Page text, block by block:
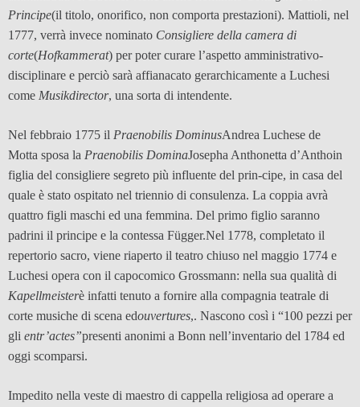
Principe(il titolo, onorifico, non comporta prestazioni). Mattioli, nel
1777, verrà invece nominato Consigliere della camera di
corte(Hofkammerat) per poter curare l’aspetto amministrativo-
disciplinare e perciò sarà affianacato gerarchicamente a Luchesi
come Musikdirector, una sorta di intendente.
Nel febbraio 1775 il Praenobilis DominusAndrea Luchese de
Motta sposa la Praenobilis DominaJosepha Anthonetta d’Anthoin
figlia del consigliere segreto più influente del prin-cipe, in casa del
quale è stato ospitato nel triennio di consulenza. La coppia avrà
quattro figli maschi ed una femmina. Del primo figlio saranno
padrini il principe e la contessa Függer.Nel 1778, completato il
repertorio sacro, viene riaperto il teatro chiuso nel maggio 1774 e
Luchesi opera con il capocomico Grossmann: nella sua qualità di
Kapellmeisterè infatti tenuto a fornire alla compagnia teatrale di
corte musiche di scena edouvertures,. Nascono così i “100 pezzi per
gli entr’actes”presenti anonimi a Bonn nell’inventario del 1784 ed
oggi scomparsi.
Impedito nella veste di maestro di cappella religiosa ad operare a